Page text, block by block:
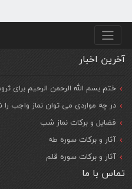
منو پایین
آخرین اخبار
ختم بسم الله الرحمن الرحیم
در چه مواردی می توان نماز واجب
فضایل و برکات نماز شب
آثار و برکات سوره طه
آثار و برکات سوره قلم
تماس با ما